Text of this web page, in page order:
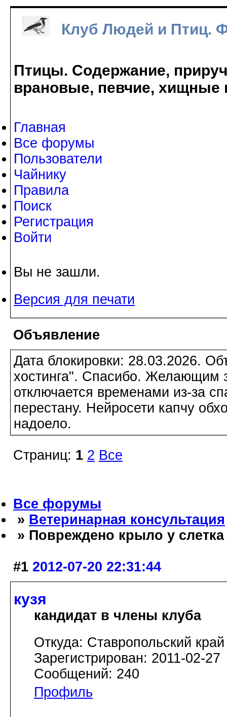
Клуб Людей и Птиц.
Птицы. Содержание,
врановые, певчие, хищные
Главная
Все форумы
Пользователи
Чайнику
Правила
Поиск
Регистрация
Войти
Вы не зашли.
Версия для печати
Объявление
Дата блокировки: 28.03.2026.
хостинга". Спасибо. Желающим
отключается временами из-за
перестану. Нейросети капчу
надоело.
Страниц: 1 2 Все
Все форумы
» Ветеринарная консультация
» Повреждено крыло у
#1 2012-07-20 22:31:44
кузя
кандидат в члены клуба
Откуда: Ставропольский край
Зарегистрирован: 2011-02-27
Сообщений: 240
Профиль